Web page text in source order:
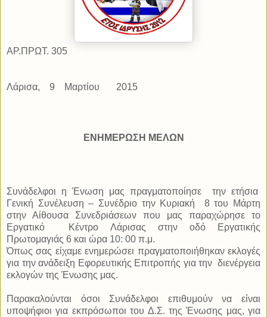
ΑΡ.ΠΡΩΤ. 305
Λάρισα, 9 Μαρτίου 2015
ΕΝΗΜΕΡΩΣΗ ΜΕΛΩΝ
Συνάδελφοι η Ένωση μας πραγματοποίησε
την ετήσια
Γενική Συνέλευση – Συνέδριο την Κυριακή
8 του Μάρτη
στην Αίθουσα Συνεδριάσεων που μας παραχώρησε το
Εργατικό
Κέντρο Λάρισας στην οδό Εργατικής
Πρωτομαγιάς 6 και ώρα 10: 00 π.μ.
Όπως σας είχαμε ενημερώσει πραγματοποιήθηκαν εκλογές
για την ανάδειξη Εφορευτικής Επιτροπής για την διενέργεια
εκλογών της Ένωσης μας.
Παρακαλούνται όσοι Συνάδελφοι επιθυμούν να είναι
υποψήφιοι για εκπρόσωποι του Δ.Σ. της Ένωσης μας, για